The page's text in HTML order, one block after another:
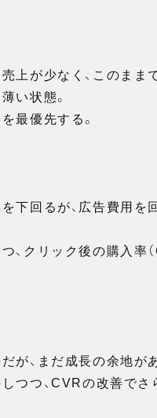
上が少なく、このまま
い状態。
最優先する。
下回るが、広告費用を
、クリック後の購入率（
が、まだ成長の余地が
つつ、CVRの改善でさ